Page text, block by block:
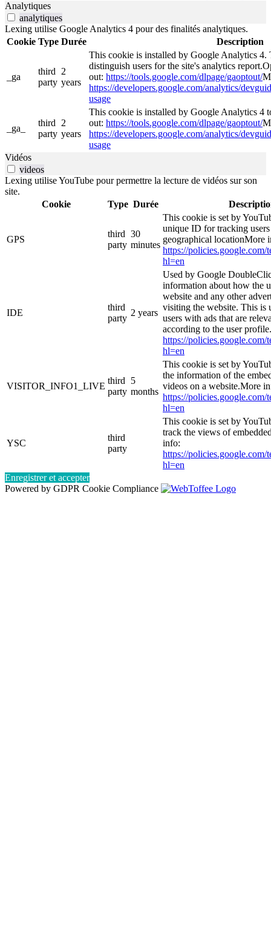
Analytiques
analytiques
Lexing utilise Google Analytics 4 pour des finalités analytiques.
Cookie Type Durée Description
_ga
third
party
2
years
This cookie is installed by Google Analytics 4.
distinguish users for the site's analytics
out: https://tools.google.com/dlpage/gaoptout/
https://developers.google.com/analytics/
usage
_ga_
third
party
2
years
This cookie is installed by Google Analytics 4
out: https://tools.google.com/dlpage/gaoptout/
https://developers.google.com/analytics/
usage
Vidéos
videos
Lexing utilise YouTube pour permettre la lecture de vidéos sur son
site.
Cookie
Type Durée
GPS
third
party
30
minutes
This cookie is set by
unique ID for tracking
geographical locationMore
https://policies.google.com/
hl=en
IDE
third
party
2 years
Used by Google
information about how the
website and any other
visiting the website. This is
users with ads that are
according to the user
https://policies.google.com/
hl=en
VISITOR_INFO1_LIVE
third
party
5
months
This cookie is set by
the information of the
videos on a website.More
https://policies.google.com/
hl=en
YSC
third
party
This cookie is set by
track the views of
info:
https://policies.google.com/
hl=en
Enregistrer et accepter
Powered by GDPR Cookie Compliance